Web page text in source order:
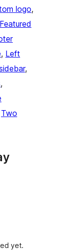
logo
Featured
, Left
Two
yet.